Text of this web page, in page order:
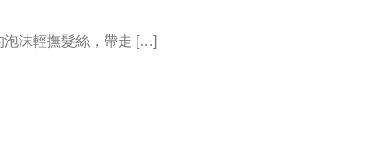
泡沫輕撫髮絲，帶走 […]